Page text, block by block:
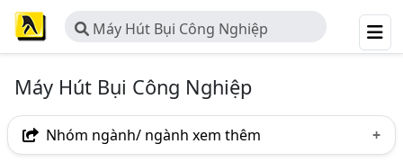
Máy Hút Bụi Công Nghiệp
Máy Hút Bụi Công Nghiệp
Nhóm ngành/ ngành xem thêm